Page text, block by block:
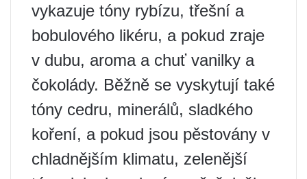
vykazuje tóny rybízu, třešní a
bobulového likéru, a pokud zraje
v dubu, aroma a chuť vanilky a
čokolády. Běžně se vyskytují také
tóny cedru, minerálů, sladkého
koření, a pokud jsou pěstovány v
chladnějším klimatu, zelenější